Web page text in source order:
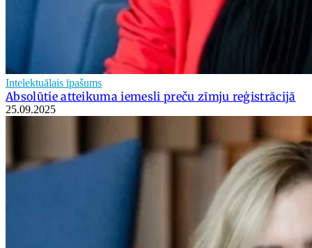
Intelektuālais īpašums
Absolūtie atteikuma iemesli preču zīmju reģistrācijā
25.09.2025